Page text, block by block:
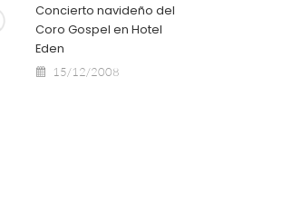
Concierto navideño del
Coro Gospel en Hotel
Eden
15/12/2008